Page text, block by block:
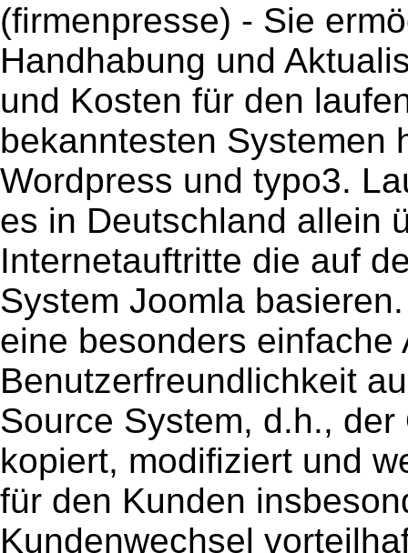
(firmenpresse) - Sie
Handhabung und
und Kosten für den
bekanntesten Systemen
Wordpress und typo3.
es in Deutschland allein
Internetauftritte die auf
System Joomla
eine besonders
Benutzerfreundlichkeit
Source System, d.h.,
kopiert, modifiziert und
für den Kunden
Kundenwechsel